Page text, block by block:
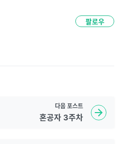
팔로우
다음 포스트
혼공자 3주차